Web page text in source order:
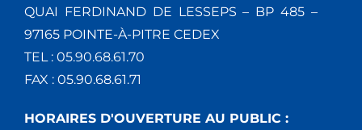
QUAI FERDINAND DE LESSEPS – BP 485 –
97165 POINTE-À-PITRE CEDEX
TEL : 05.90.68.61.70
FAX : 05.90.68.61.71
HORAIRES D'OUVERTURE AU PUBLIC :